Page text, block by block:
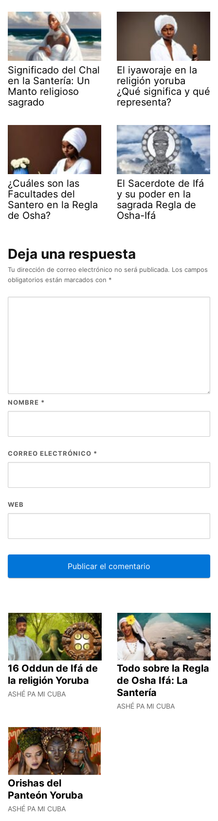
Significado del Chal
en la Santería: Un
Manto religioso
sagrado
El iyaworaje en la
religión yoruba
¿Qué significa y qué
representa?
¿Cuáles son las
Facultades del
Santero en la Regla
de Osha?
El Sacerdote de Ifá
y su poder en la
sagrada Regla de
Osha-Ifá
Deja una respuesta
Tu dirección de correo electrónico no será publicada. Los campos
obligatorios están marcados con *
NOMBRE *
CORREO ELECTRÓNICO *
WEB
16 Oddun de Ifá de
la religión Yoruba
ASHÉ PA MI CUBA
Todo sobre la Regla
de Osha Ifá: La
Santería
ASHÉ PA MI CUBA
Orishas del
Panteón Yoruba
ASHÉ PA MI CUBA